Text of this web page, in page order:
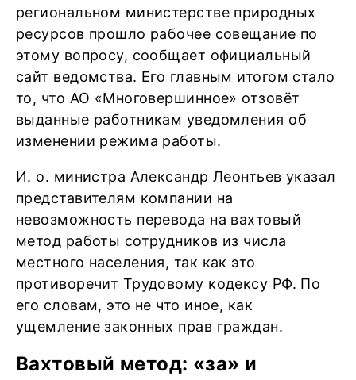
региональном министерстве природных
ресурсов прошло рабочее совещание по
этому вопросу, сообщает официальный
сайт ведомства. Его главным итогом стало
то, что АО «Многовершинное» отзовёт
выданные работникам уведомления об
изменении режима работы.
И. о. министра Александр Леонтьев указал
представителям компании на
невозможность перевода на вахтовый
метод работы сотрудников из числа
местного населения, так как это
противоречит Трудовому кодексу РФ. По
его словам, это не что иное, как
ущемление законных прав граждан.
Вахтовый метод: «за» и